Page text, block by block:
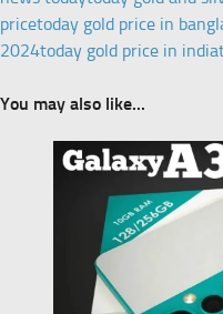
pricetoday gold price in
2024today gold price in india
You may also like...